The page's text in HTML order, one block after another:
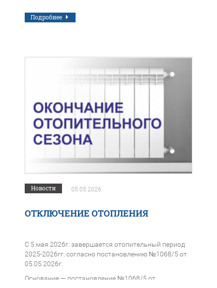
Подробнее
Новости 05.05.2026
ОТКЛЮЧЕНИЕ ОТОПЛЕНИЯ
С 5 мая 2026г. завершается отопительный период
2025-2026гг. согласно постановлению №1068/5 от
05.05.2026г.
Основание — постановление №1068/5 от